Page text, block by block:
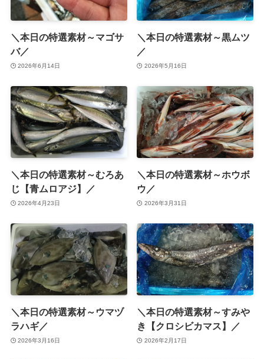
＼本日の特選素材～マゴサ
バ／
2026年6月14日
＼本日の特選素材～黒ムツ
／
2026年5月16日
＼本日の特選素材～むろあ
じ【青ムロアジ】／
2026年4月23日
＼本日の特選素材～ホウボ
ウ／
2026年3月31日
＼本日の特選素材～ウマヅ
ラハギ／
2026年3月16日
＼本日の特選素材～すみや
き【クロシビカマス】／
2026年2月17日